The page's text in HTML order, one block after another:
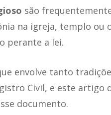
são
na igreja, templo ou
perante a lei.
envolve tanto
Civil, e este artigo
documento.